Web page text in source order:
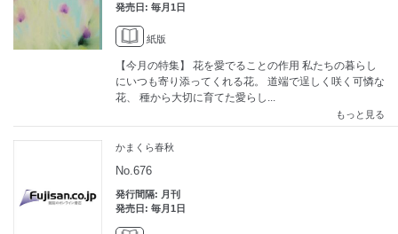
発売日: 毎月1日
紙版
【今月の特集】 花を愛でることの作用 私たちの暮らし
にいつも寄り添ってくれる花。 道端で逞しく咲く可憐な
花、 種から大切に育てた愛らし...
もっと見る
かまくら春秋
No.676
発行間隔: 月刊
発売日: 毎月1日